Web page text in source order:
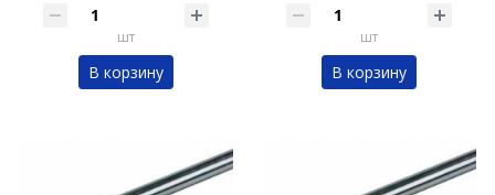
шт
В корзину
шт
В корзину